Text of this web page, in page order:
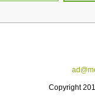
Copyright